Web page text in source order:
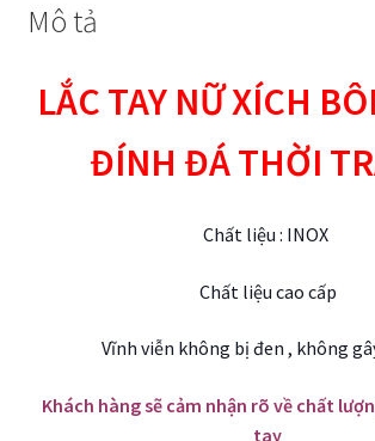
Mô tả
LẮC TAY NỮ XÍCH
ĐÍNH ĐÁ THỜI
Chất liệu : INOX
Chất liệu cao cấp
Vĩnh viễn không bị đen , không
Khách hàng sẽ cảm nhận rõ về chất
tay